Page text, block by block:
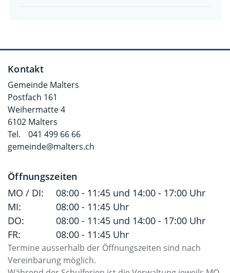
Fusszeile
Kontakt
Gemeinde Malters
Postfach 161
Weihermatte 4
6102 Malters
Tel.
041 499 66 66
gemeinde@malters.ch
Öffnungszeiten
MO / DI:
08:00 - 11:45 und 14:00 - 17:00 Uhr
MI:
08:00 - 11:45 Uhr
DO:
08:00 - 11:45 und 14:00 - 17:00 Uhr
FR:
08:00 - 11:45 Uhr
Termine ausserhalb der Öffnungszeiten sind nach
Vereinbarung möglich.